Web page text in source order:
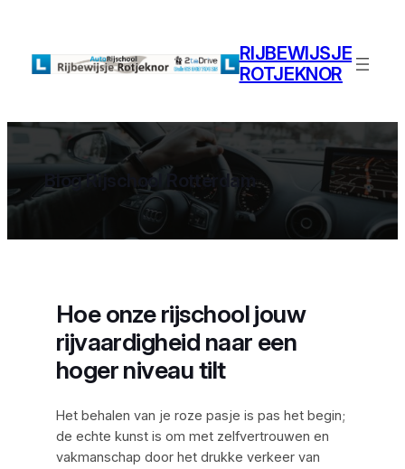
inhoud
RIJBEWIJSJE
ROTJEKNOR
Blog Rijschool Rotterdam
Hoe onze rijschool jouw
rijvaardigheid naar een
hoger niveau tilt
Het behalen van je roze pasje is pas het begin;
de echte kunst is om met zelfvertrouwen en
vakmanschap door het drukke verkeer van